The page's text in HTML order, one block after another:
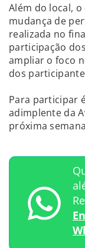
Além do local,
mudança de
realizada no
participação
ampliar o foco
dos
Para participar
adimplente da
próxima